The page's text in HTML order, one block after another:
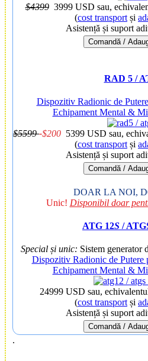
$43993999 USD sau,
(cost transport și
Asistență și suport
Comandă /
RAD 5 /
Dispozitiv Radionic de
Echipament Mental &
$5599 -$200 5399 USD sau,
(cost transport și
Asistență și suport
Comandă /
DOAR LA NOI,
Unic! Disponibil doar
ATG 12S /
Special și unic: Sistem generator
Dispozitiv Radionic de Putere
Echipament Mental &
24999 USD sau,
(cost transport și
Asistență și suport
Comandă /
.